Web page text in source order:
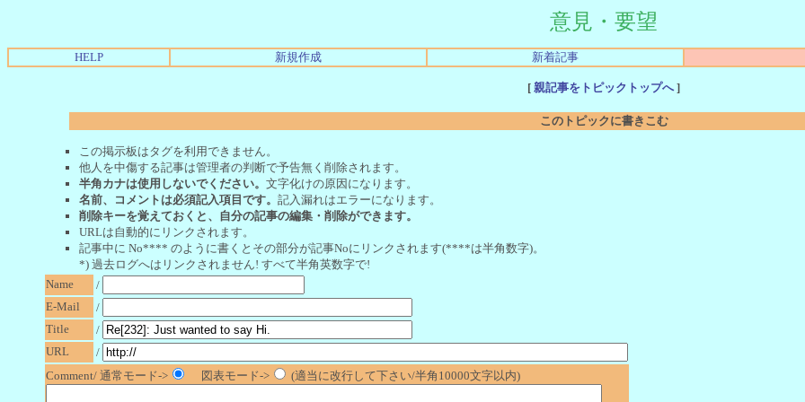
意見・要望
HELP 新規作成 新着記事
[ 親記事をトピックトップへ]
このトピックに書きこむ
この掲示板はタグを利用できません。
他人を中傷する記事は管理者の判断で予告無く削除されます。
半角カナは使用しないでください。 文字化けの原因になります。
名前、コメントは必須記入項目です。 記入漏れはエラーになります。
削除キーを覚えておくと、自分の記事の編集・削除ができます。
URLは自動的にリンクされます。
記事中に No**** のように書くとその部分が記事Noにリンクされます(****は半角数字)。
*) 過去ログへはリンクされません! すべて半角英数字で!
Name
/
E-Mail
/
Title
/
URL
/
Comment/ 通常モード->
図表モード-> (適当に改行して下さい/半角10000文字以内)